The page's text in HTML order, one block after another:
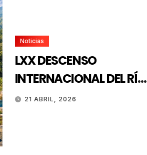
Noticias
LXX DESCENSO
INTERNACIONAL DEL RÍO
ASÓN
21 ABRIL, 2026